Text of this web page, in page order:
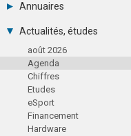
Annuaires
Toutes les sociétés (691)
Studios (418)
Editeurs (49)
Distributeurs (16)
Hard. / Accessoires (10)
Middlewares (15)
Prestataires (99)
Assoc. / Syndicats (21)
Formations / Ecoles (46)
Actualités, études
août 2026
Agenda
Chiffres
Etudes
eSport
Financement
Hardware